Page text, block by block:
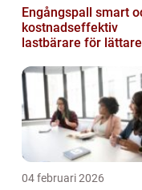
Engångspall smart och
kostnadseffektiv
lastbärare för lättare
04 februari 2026